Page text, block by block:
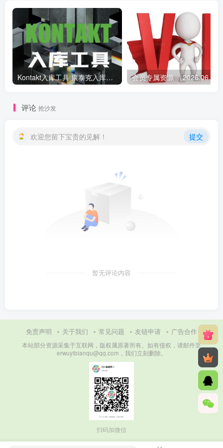
Kontakt入库工具 康泰克入库教程
评论 抢沙发
欢迎您留下宝贵的见解！ 提交
暂无评论内容
免责声明 关于我们 常见问题 友链申请 广告合作
本站部分资源采集于互联网，版权属原著所有。如有侵权，请邮件至
erwuyibianqu@qq.com，我们立刻删除。
扫码加微信